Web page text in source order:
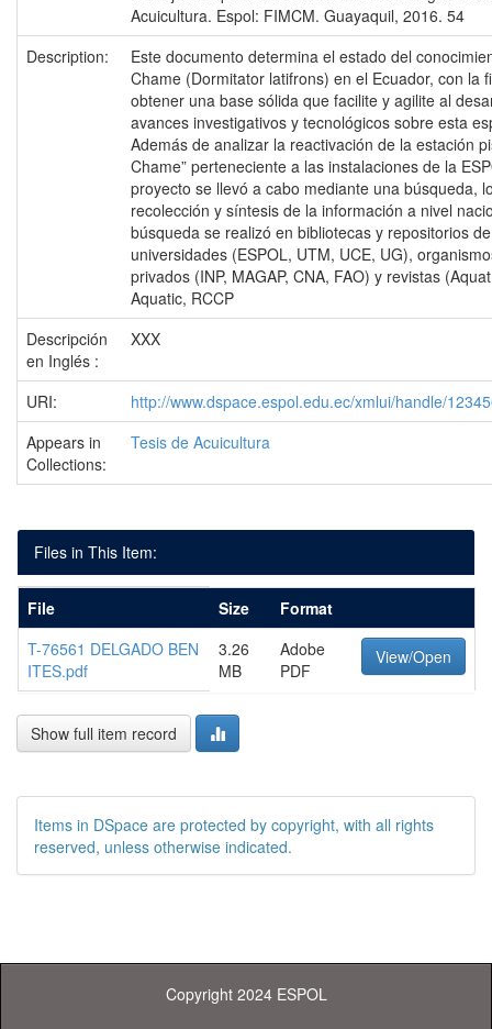
Acuicultura. Espol: FIMCM. Guayaquil, 2016. 54
Description:
Este documento determina el estado del
Chame (Dormitator latifrons) en el Ecuador, con la
obtener una base sólida que facilite y agilite al
avances investigativos y tecnológicos sobre esta
Además de analizar la reactivación de la estación
Chame” perteneciente a las instalaciones de la
proyecto se llevó a cabo mediante una búsqueda,
recolección y síntesis de la información a nivel
búsqueda se realizó en bibliotecas y repositorios
universidades (ESPOL, UTM, UCE, UG),
privados (INP, MAGAP, CNA, FAO) y revistas
Aquatic, RCCP
Descripción
en Inglés :
XXX
URI:
http://www.dspace.espol.edu.ec/xmlui/handle/
Appears in
Collections:
Tesis de Acuicultura
Files in This Item:
File Size
Format
T-76561 DELGADO BEN
ITES.pdf
3.26
MB
Adobe
PDF
View/Open
Show full item record
Items in DSpace are protected by copyright, with all rights
reserved, unless otherwise indicated.
Copyright 2024 ESPOL